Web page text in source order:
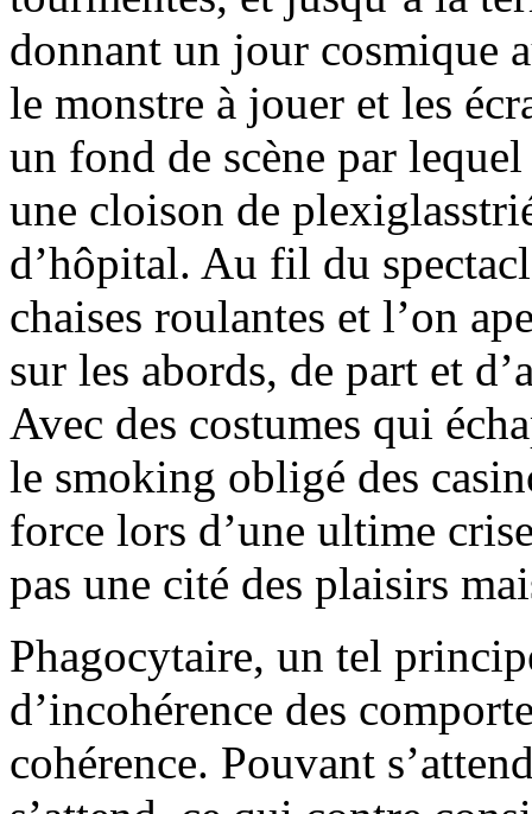
donnant un jour cosmique
le monstre à jouer et les
un fond de scène par
une cloison de
d’hôpital. Au fil du
chaises roulantes et l’on
sur les abords, de part et
Avec des costumes qui
le smoking obligé des
force lors d’une ultime
pas une cité des plaisirs
Phagocytaire, un tel
d’incohérence des
cohérence. Pouvant